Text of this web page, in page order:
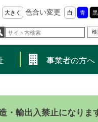
大きく 色合い変更 白 青 黒
事業者の方へ
・輸出入禁止になりま